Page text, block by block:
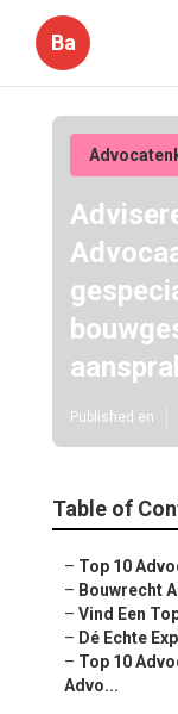
Ba
Published en
Table of
– Top 10
– Bouwrecht
– Vind Een
– Dé Echte
– Top 10
Advo...